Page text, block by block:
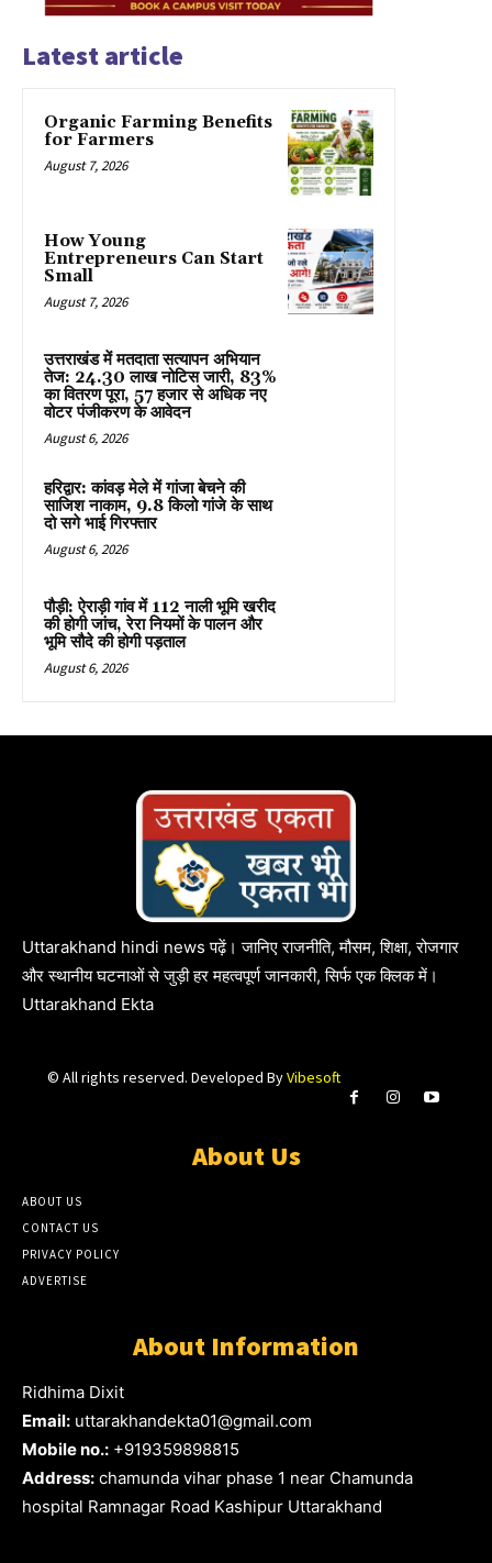
Latest article
Organic Farming Benefits
for Farmers
August 7, 2026
How Young
Entrepreneurs Can Start
Small
August 7, 2026
उत्तराखंड में मतदाता सत्यापन अभियान
तेज: 24.30 लाख नोटिस जारी, 83%
का वितरण पूरा, 57 हजार से अधिक नए
वोटर पंजीकरण के आवेदन
August 6, 2026
हरिद्वार: कांवड़ मेले में गांजा बेचने की
साजिश नाकाम, 9.8 किलो गांजे के साथ
दो सगे भाई गिरफ्तार
August 6, 2026
पौड़ी: ऐराड़ी गांव में 112 नाली भूमि खरीद
की होगी जांच, रेरा नियमों के पालन और
भूमि सौदे की होगी पड़ताल
August 6, 2026
Uttarakhand hindi news पढ़ें। जानिए राजनीति, मौसम, शिक्षा, रोजगार
और स्थानीय घटनाओं से जुड़ी हर महत्वपूर्ण जानकारी, सिर्फ एक क्लिक में।
Uttarakhand Ekta
© All rights reserved. Developed ByVibesoft
About Us
ABOUT US
CONTACT US
PRIVACY POLICY
ADVERTISE
About Information
Ridhima Dixit
Email: uttarakhandekta01@gmail.com
Mobile no.: +919359898815
Address: chamunda vihar phase 1 near Chamunda
hospital Ramnagar Road Kashipur Uttarakhand